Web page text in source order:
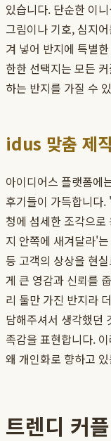
있습니다. 단순한 이
그림이나 기호, 심지
겨 넣어 반지에 특별
한한 선택지는 모든
하는 반지를 가질 수
idus 맞춤 제
아이디어스 플랫폼에
후기들이 가득합니다
청에 섬세한 조각으
지 안쪽에 새겨달라'
등 고객의 상상을 현
게 큰 영감과 신뢰를
리 둘만 가진 반지라
담해주셔서 생각했던
족감을 표현합니다.
왜 개인화로 향하고
트렌디 커